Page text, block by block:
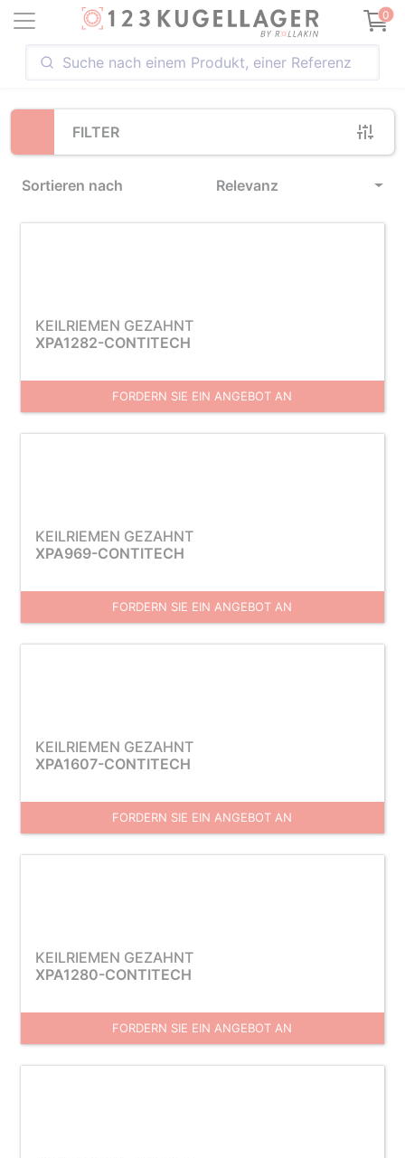
0
FILTER
Sortieren nach Relevanz
Loading...
KEILRIEMEN GEZAHNT
XPA1282-CONTITECH
FORDERN SIE EIN ANGEBOT AN
KEILRIEMEN GEZAHNT
XPA969-CONTITECH
FORDERN SIE EIN ANGEBOT AN
KEILRIEMEN GEZAHNT
XPA1607-CONTITECH
FORDERN SIE EIN ANGEBOT AN
KEILRIEMEN GEZAHNT
XPA1280-CONTITECH
FORDERN SIE EIN ANGEBOT AN